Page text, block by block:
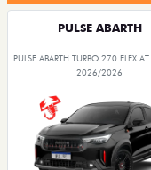
PULSE ABARTH
PULSE ABARTH TURBO 270 FLEX
2026/2026